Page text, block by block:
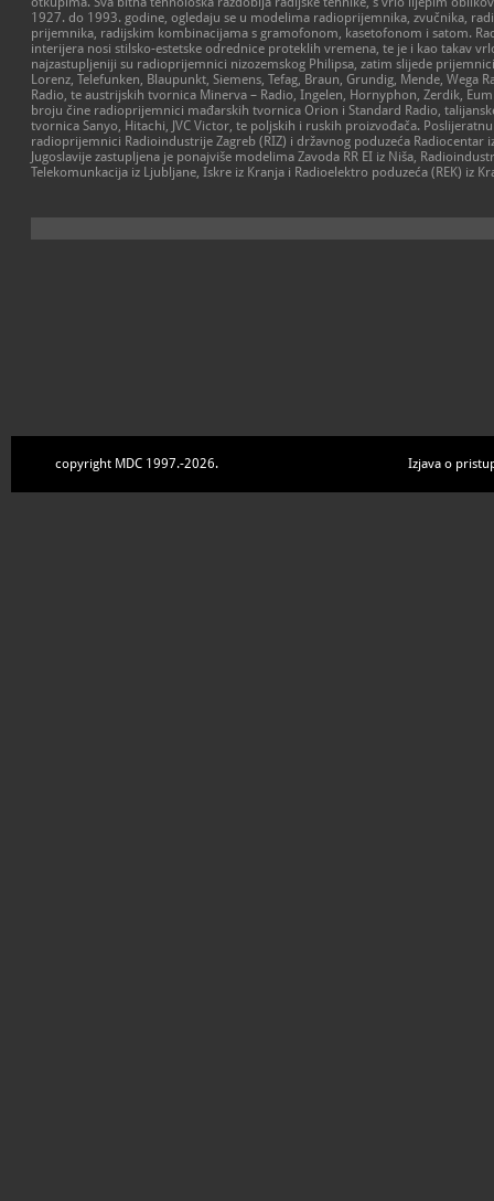
1927. do 1993. godine, ogledaju se u modelima radioprijemnika, zvučnika,
prijemnika, radijskim kombinacijama s gramofonom, kasetofonom i satom.
interijera nosi stilsko-estetske odrednice proteklih vremena, te je i kao takav
najzastupljeniji su radioprijemnici nizozemskog Philipsa, zatim slijede
Lorenz, Telefunken, Blaupunkt, Siemens, Tefag, Braun, Grundig, Mende, Wega
Radio, te austrijskih tvornica Minerva – Radio, Ingelen, Hornyphon, Zerdik,
broju čine radioprijemnici mađarskih tvornica Orion i Standard Radio,
tvornica Sanyo, Hitachi, JVC Victor, te poljskih i ruskih proizvođača.
radioprijemnici Radioindustrije Zagreb (RIZ) i državnog poduzeća Radiocentar
Jugoslavije zastupljena je ponajviše modelima Zavoda RR EI iz Niša,
Telekomunkacija iz Ljubljane, Iskre iz Kranja i Radioelektro poduzeća (REK) iz
copyright MDC 1997.-2026. Izjava o